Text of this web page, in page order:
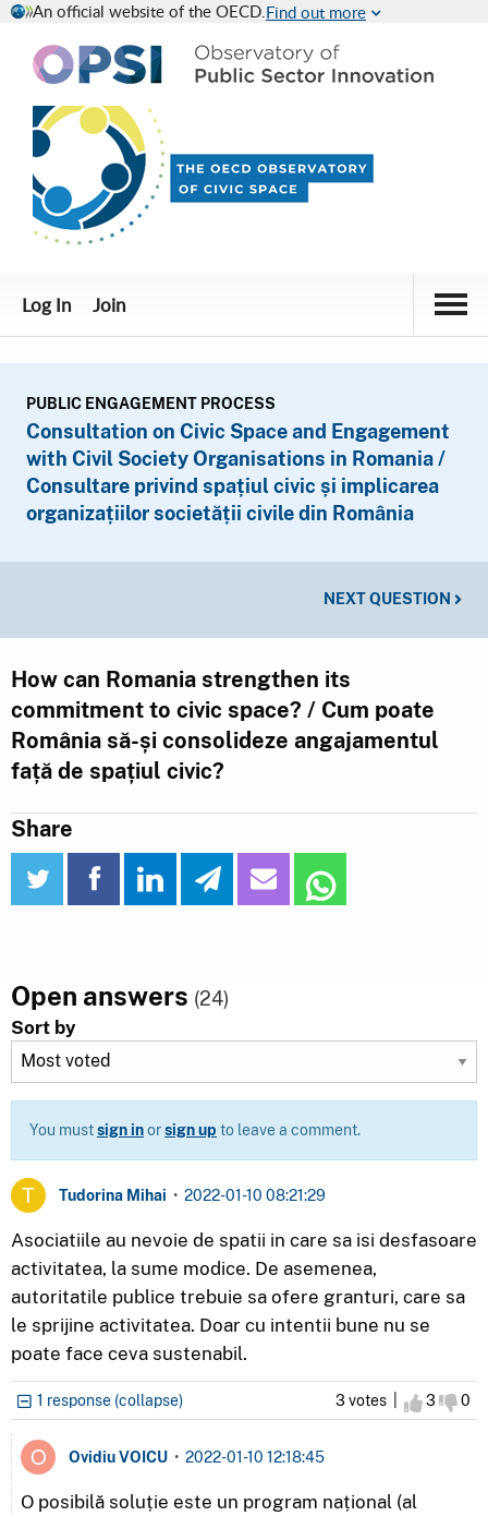
Civic Engagement Platform
An official website of the OECD.Find out more
Log In Join
PUBLIC ENGAGEMENT PROCESS
Consultation on Civic Space and Engagement
with Civil Society Organisations in Romania /
Consultare privind spațiul civic și implicarea
organizațiilor societății civile din România
NEXT QUESTION
How can Romania strengthen its
commitment to civic space? / Cum poate
România să-și consolideze angajamentul
față de spațiul civic?
Share
twitter facebooklinkedin telegramemail
Open answers (24)
Sort by
You mustsign inorsign up to leave a comment.
Tudorina Mihai • 2022-01-10 08:21:29
Asociatiile au nevoie de spatii in care sa isi desfasoare
activitatea, la sume modice. De asemenea,
autoritatile publice trebuie sa ofere granturi, care sa
le sprijine activitatea. Doar cu intentii bune nu se
poate face ceva sustenabil.
3 votes | I agree
3 I
0
1 response (collapse)
Ovidiu VOICU • 2022-01-10 12:18:45
O posibilă soluție este un program național (al